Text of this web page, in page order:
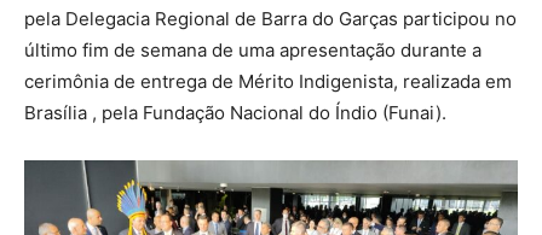
pela Delegacia Regional de Barra do Garças participou no
último fim de semana de uma apresentação durante a
cerimônia de entrega de Mérito Indigenista, realizada em
Brasília , pela Fundação Nacional do Índio (Funai).